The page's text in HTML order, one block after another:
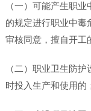
（一）可能产生职
的规定进行职业中毒
审核同意，擅自开工
（二）职业卫生防
时投入生产和使用的